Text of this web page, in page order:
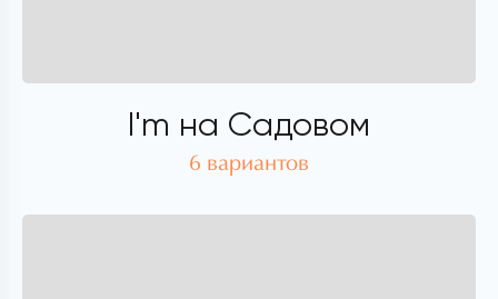
I'm на Садовом
6 вариантов